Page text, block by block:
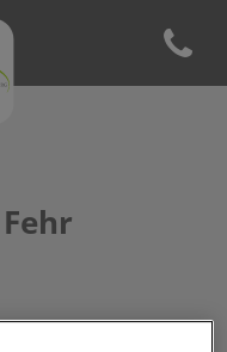
Tierklinik am
Open